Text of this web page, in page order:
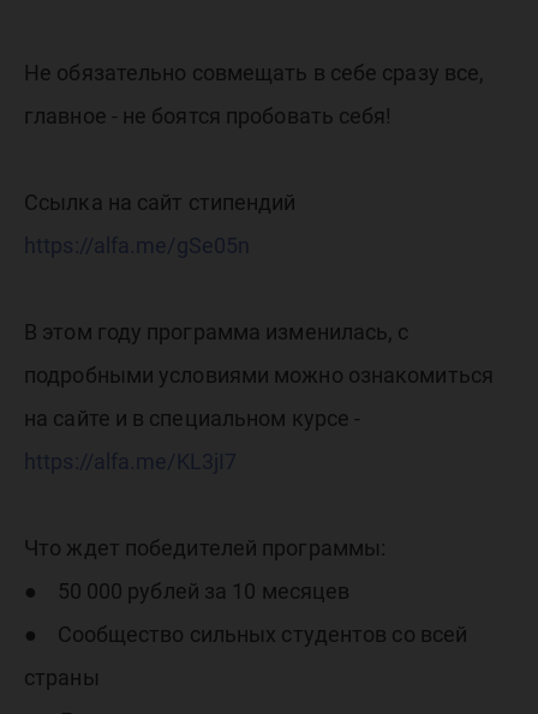
Не обязательно совмещать в себе сразу все,
главное - не боятся пробовать себя!
Ссылка на сайт стипендий
https://alfa.me/gSe05n
В этом году программа изменилась, с
подробными условиями можно ознакомиться
на сайте и в специальном курсе -
https://alfa.me/KL3jI7
Что ждет победителей программы:
● 50 000 рублей за 10 месяцев
● Сообщество сильных студентов со всей
страны